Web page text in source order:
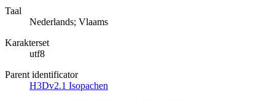
Taal
Nederlands; Vlaams
Karakterset
utf8
Parent identificator
H3Dv2.1 Isopachen